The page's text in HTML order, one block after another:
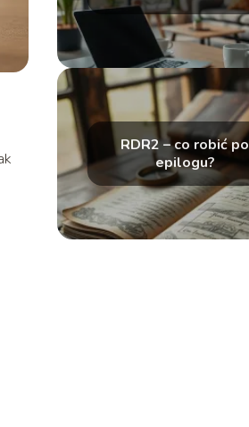
RDR2 – co robić po
epilogu?